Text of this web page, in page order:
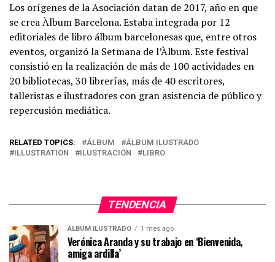
Los orígenes de la Asociación datan de 2017, año en que
se crea ​Àlbum Barcelona​. Estaba integrada por 12
editoriales de libro álbum barcelonesas que, entre otros
eventos, organizó la Setmana de l’Àlbum​. Este festival
consistió en la realización de más de 100 actividades en
20 bibliotecas, 30 librerías, más de 40 escritores,
talleristas e ilustradores con gran asistencia de público y
repercusión mediática.
RELATED TOPICS: ÁLBUM
ÁLBUM ILUSTRADO
ILLUSTRATION
ILUSTRACIÓN LIBRO
TENDENCIA
ÁLBUM ILUSTRADO 1 mes ago
Verónica Aranda y su trabajo en ‘Bienvenida,
amiga ardilla’